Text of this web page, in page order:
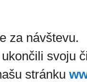
za návštevu.
svoju
stránku